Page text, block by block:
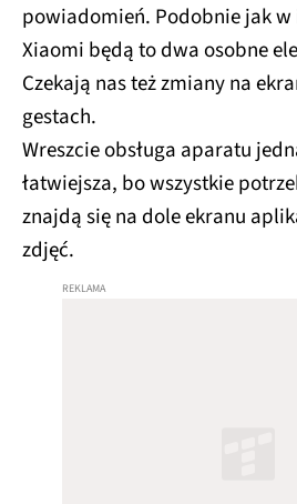
powiadomień. Podobnie jak w
Xiaomi będą to dwa osobne
Czekają nas też zmiany na
gestach.
Wreszcie obsługa aparatu
łatwiejsza, bo wszystkie
znajdą się na dole ekranu
zdjęć.